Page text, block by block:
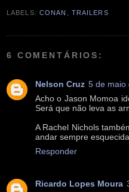
LABELS: CONAN TRAILERS
6 COMENTÁRIOS:
Nelson Cruz 5 de maio
Acho o Jason Momoa
Será que não leva as
A Rachel Nichols
andar sempre
Responder
Ricardo Lopes Moura